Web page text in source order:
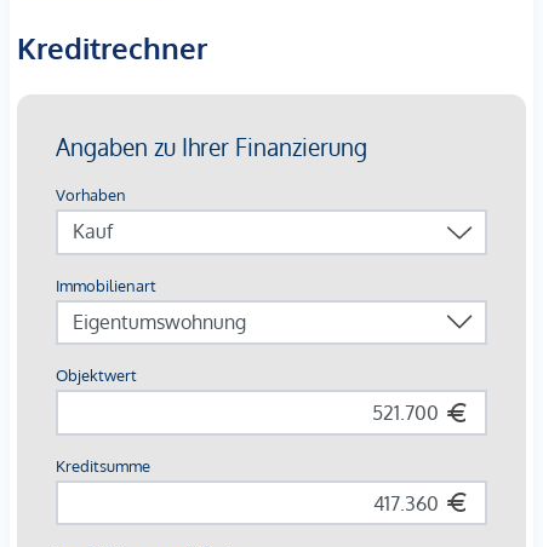
Wohnen in zentraler Lage schätzen.
Ausführung und Ausstattung sind möglich.
Die Wohnungen sind teilweise bis Ende 2029 befristet
vermietet.
KFZ- Garagenstellplatz
von € 42.500,-dazu erworben werden.
dem zu vermittelnden Dritten ein familiäres oder
Der Vermittler ist als Doppelmakler tätig.
Kreditrechner